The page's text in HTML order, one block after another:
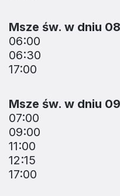
Msze św. w dniu
06:00
06:30
17:00
Msze św. w dniu
07:00
09:00
11:00
12:15
17:00